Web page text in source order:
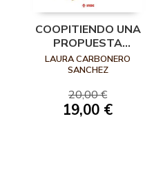
COOPITIENDO UNA
PROPUESTA
COOPERATIVA EN
LA INICIACION
LAURA CARBONERO
SANCHEZ
20,00 €
19,00 €